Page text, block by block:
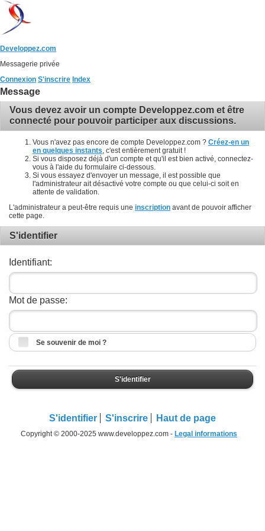
Developpez.com
Messagerie privée
Connexion S'inscrire Index
Message
Vous devez avoir un compte Developpez.com et être
connecté pour pouvoir participer aux discussions.
Vous n'avez pas encore de compte Developpez.com ? Créez-en un
en quelques instants , c'est entièrement gratuit !
Si vous disposez déjà d'un compte et qu'il est bien activé, connectez-
vous à l'aide du formulaire ci-dessous.
Si vous essayez d'envoyer un message, il est possible que
l'administrateur ait désactivé votre compte ou que celui-ci soit en
attente de validation.
L'administrateur a peut-être requis une inscription avant de pouvoir afficher
cette page.
S'identifier
Identifiant:
Mot de passe:
Se souvenir de moi ?
S'identifier
S'identifier S'inscrire Haut de page
Copyright © 2000-2025 www.developpez.com - Legal informations